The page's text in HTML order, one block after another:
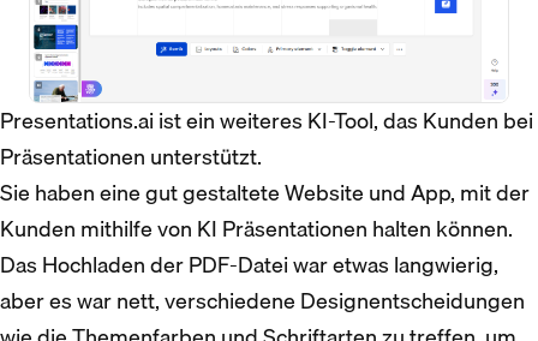
Presentations.ai ist ein weiteres KI-Tool, das Kunden bei
Präsentationen unterstützt.
Sie haben eine gut gestaltete Website und App, mit der
Kunden mithilfe von KI Präsentationen halten können.
Das Hochladen der PDF-Datei war etwas langwierig,
aber es war nett, verschiedene Designentscheidungen